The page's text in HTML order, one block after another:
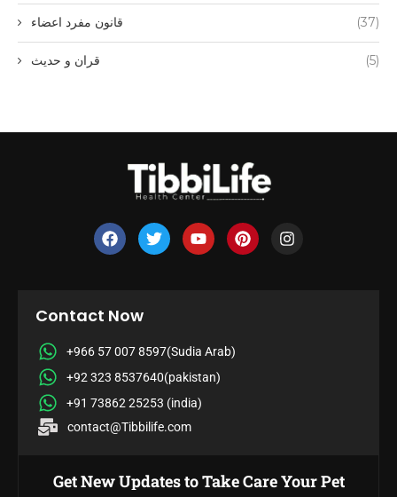
قانون مفرد اعضاء (37)
قران و حدیث (5)
Contact Now
+966 57 007 8597(Sudia Arab)
+92 323 8537640(pakistan)
+91 73862 25253 (india)
contact@Tibbilife.com
Get New Updates to Take Care Your Pet